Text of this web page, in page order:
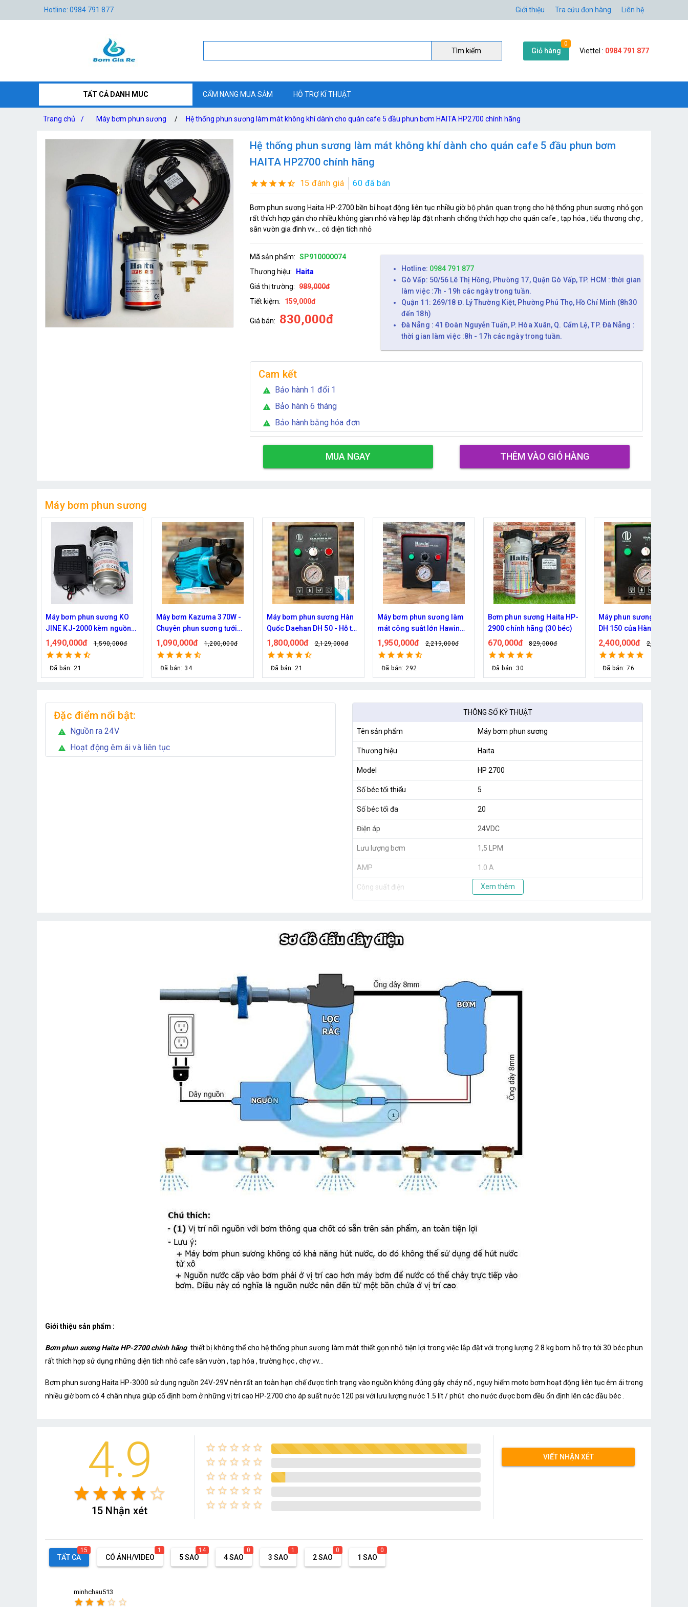
Hotline: 0984 791 877 Giới thiệu Tra cứu đơn hàng Liên hệ
Tìm kiếm Giỏ hàng
0
Viettel : 0984 791 877
TẤT CẢ DANH MUC CẨM NANG MUA SẮM HỖ TRỢ KĨ THUẬT
Trang chủ / Máy bơm phun sương / Hệ thống phun sương làm mát không khí dành cho quán cafe 5 đầu phun bơm HAITA HP2700 chính hãng
Hệ thống phun sương làm mát không khí dành cho quán cafe 5 đầu phun bơm
HAITA HP2700 chính hãng
15 đánh giá 60 đã bán
Bơm phun sương Haita HP-2700 bền bỉ hoạt động liên tục nhiều giờ bộ phận quan trọng cho hệ thống phun sương nhỏ gọn
rất thích hợp gắn cho nhiều không gian nhỏ và hẹp lắp đặt nhanh chống thích hợp cho quán cafe , tạp hóa , tiểu thương chợ ,
sân vườn gia đình vv.... có diện tích nhỏ
Mã sản phẩm: SP910000074
Thương hiệu:
Haita
Giá thị trường: 989,000đ
Tiết kiệm:
159,000đ
Giá bán: 830,000đ
Hotline: 0984 791 877
Gò Vấp: 50/56 Lê Thị Hồng, Phường 17, Quận Gò Vấp, TP. HCM : thời gian
làm việc :7h - 19h các ngày trong tuần.
Quận 11: 269/18 Đ. Lý Thường Kiệt, Phường Phú Thọ, Hồ Chí Minh (8h30
đến 18h)
Đà Nẵng : 41 Đoàn Nguyễn Tuấn, P. Hòa Xuân, Q. Cẩm Lệ, TP. Đà Nẵng :
thời gian làm việc :8h - 17h các ngày trong tuần.
Cam kết
warning Bảo hành 1 đổi 1
warning Bảo hành 6 tháng
warning Bảo hành bằng hóa đơn
MUA NGAY THÊM VÀO GIỎ HÀNG
Máy bơm phun sương
Máy bơm phun sương KO
JINE KJ-2000 kèm nguồn
36V hỗ trợ 70 béc
1,490,000đ 1,590,000đ
Đã bán: 21
Máy bơm Kazuma 370W -
Chuyên phun sương tưới
cây
1,090,000đ 1,200,000đ
Đã bán: 34
Máy bơm phun sương Hàn
Quốc Daehan DH 50 - Hỗ trợ
từ 30 đến 50 béc phun
1,800,000đ 2,129,000đ
Đã bán: 21
Máy bơm phun sương làm
mát công suât lớn Hawin
FOG-2703 hỗ trợ 70 đầu
phun
1,950,000đ 2,219,000đ
Đã bán: 292
Bơm phun sương Haita HP-
2900 chính hãng (30 béc)
670,000đ 829,000đ
Đã bán: 30
Máy phun sương Daehan
DH 150 của Hàn Quốc
2,400,000đ 2,790,000đ
Đã bán: 76
Đặc điểm nổi bật:
warning Nguồn ra 24V
warning Hoạt động êm ái và liên tục
THÔNG SỐ KỸ THUẬT
Tên sản phẩm Máy bơm phun sương
Thương hiệu Haita
Model HP 2700
Số béc tối thiểu 5
Số béc tối đa 20
Điện áp 24VDC
Lưu lượng bơm 1,5 LPM
AMP 1.0 A
Công suất điện 40W
Xem thêm
Giới thiệu sản phẩm :
Bơm phun sương Haita HP-2700 chính hãng thiết bị không thể cho hệ thống phun sương làm mát thiết gọn nhỏ tiện lợi trong việc lắp đặt với trọng lượng 2.8 kg bom hỗ trợ tới 30 béc phun
rất thích hợp sử dụng những diện tích nhỏ cafe sân vườn , tạp hóa , trường học , chợ vv...
Bơm phun sương Haita HP-3000 sử dụng nguồn 24V-29V nên rất an toàn hạn chế được tình trạng vào nguồn không đúng gây cháy nổ , nguy hiểm moto bơm hoạt động liên tục êm ái trong
nhiều giờ bom có 4 chân nhựa giúp cố định bơm ở những vị trí cao HP-2700 cho áp suất nước 120 psi với lưu lượng nước 1.5 lít / phút cho nước được bom đều ổn định lên các đầu béc .
4.9
star star star star star_border
15 Nhận xét
star_border star_border star_border star_border star_border
star_border star_border star_border star_border star_border
star_border star_border star_border star_border star_border
star_border star_border star_border star_border star_border
star_border star_border star_border star_border star_border
VIẾT NHẬN XÉT
TẤT CẢ
15
CÓ ẢNH/VIDEO
1
5 SAO
14
4 SAO
0
3 SAO
1
2 SAO
0
1 SAO
0
minhchau513
star star star star_border star_border